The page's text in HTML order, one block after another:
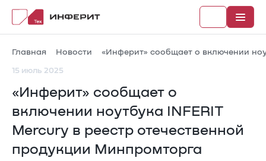
Рубрики
Каталог
Новости
Главная Новости «Инферит» сообщает о включении
15 июль 2025
«Инферит» сообщает о
включении ноутбука INFERIT
Mercury в реестр отечественной
продукции Минпромторга